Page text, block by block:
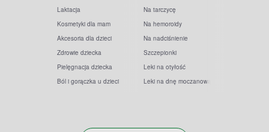
Laktacja
Kosmetyki dla mam
Akcesoria dla dzieci
Zdrowie dziecka
Pielęgnacja dziecka
Ból i gorączka u dzieci
Na tarczycę
Na hemoroidy
Na nadciśnienie
Szczepionki
Leki na otyłość
Leki na dnę moczanową